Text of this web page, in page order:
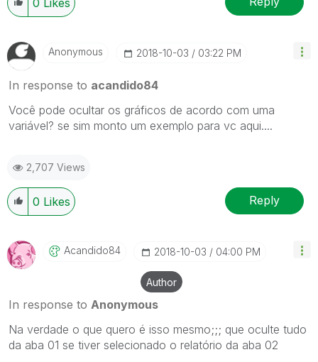
Anonymous ‎2018-10-03 03:22 PM
In response to acandido84
Você pode ocultar os gráficos de acordo com uma
variável? se sim monto um exemplo para vc aqui....
2,707 Views
0 Likes Reply
Acandido84 ‎2018-10-03 04:00 PM
Author
In response to Anonymous
Na verdade o que quero é isso mesmo;;; que oculte tudo
da aba 01 se tiver selecionado o relatório da aba 02